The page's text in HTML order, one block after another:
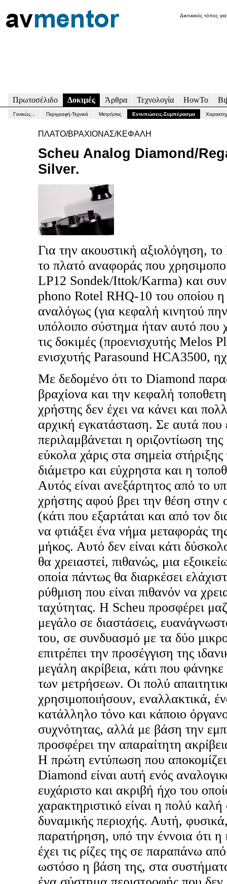
Δικτυακός τόπος
Πρωτοσέλιδο Δοκιμές Άρθρα Τεχνολογία HowTo
Γενικώς... Περιγραφή-Τεχνικά Μετρήσεις Εντυπώσεις-Συμπέρασμα
ΠΛΑΤΟ/ΒΡΑΧΙΟΝΑΣ/ΚΕΦΑΛΗ
Scheu Analog Diamond/
Silver.
Για την ακουστική αξιολόγηση,
το πλατό αναφοράς που
LP12 Sondek/Ittok/Karma) και
phono Rotel RHQ-10 του οποίου η
αναλόγως (για κεφαλή κινητού
υπόλοιπο σύστημα ήταν αυτό που
τις δοκιμές (προενισχυτής Melos
ενισχυτής Parasound HCA3500,
Με δεδομένο ότι το Diamond
βραχίονα και την κεφαλή
χρήστης δεν έχει να κάνει και
αρχική εγκατάσταση. Σε αυτά που
περιλαμβάνεται η οριζοντίωση
εύκολα χάρις στα σημεία
διάμετρο και εύχρηστα και η
Αυτός είναι ανεξάρτητος από το
χρήστης αφού βρει την θέση στην
(κάτι που εξαρτάται και από τον
να φτιάξει ένα νήμα μεταφοράς
μήκος. Αυτό δεν είναι κάτι
θα χρειαστεί, πιθανώς, μια
οποία πάντως θα διαρκέσει
ρύθμιση που είναι πιθανόν να
ταχύτητας. Η Scheu προσφέρει
μεγάλο σε διαστάσεις,
του, σε συνδυασμό με τα δύο
επιτρέπει την προσέγγιση της
μεγάλη ακρίβεια, κάτι που φάνηκε
των μετρήσεων. Οι πολύ
χρησιμοποιήσουν, εναλλακτικά,
κατάλληλο τόνο και κάποιο
συχνότητας, αλλά με βάση την
προσφέρει την απαραίτητη
Η πρώτη εντύπωση που αποκομίζει
Diamond είναι αυτή ενός
ευχάριστο και ακριβή ήχο του
χαρακτηριστικό είναι η πολύ
δυναμικής περιοχής. Αυτή,
παρατήρηση, υπό την έννοια ότι
έχει τις ρίζες της σε παραπάνω
ωστόσο η βάση της, στα